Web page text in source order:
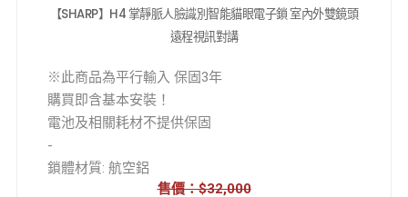
所有商標及僅用作出售商品的產品說明
【SHARP】H4 掌靜脈人臉識別智能貓眼電子鎖 室內外雙鏡頭
遠程視訊對講
※此商品為平行輸入 保固3年
購買即含基本安裝！
電池及相關耗材不提供保固
-
鎖體材質: 航空鋁
鎖體工藝: CNC精雕售價：$32,000